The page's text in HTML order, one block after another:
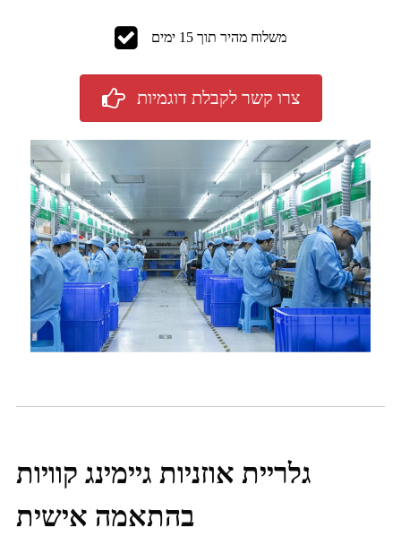
משלוח מהיר תוך 15 ימים
צרו קשר לקבלת דוגמיות
גלריית אוזניות גיימינג קוויות
בהתאמה אישית